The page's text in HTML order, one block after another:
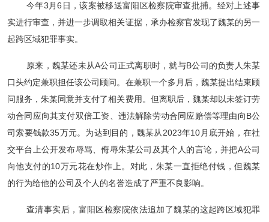
今年3月6日，该案被移送富阳区检察院审查批捕。经对上述事
实进行审查，并进一步调取相关证据，承办检察官发现了魏某的另一
起跨区域犯罪事实。
原来，魏某还未从A公司正式离职时，就与B公司的负责人朱某
口头约定兼职担任该公司顾问。在兼职一个多月后，魏某提出结束顾
问服务，朱某同意并支付了相关费用。但离职后，魏某却以未签订劳
动合同应向其支付双倍工资、违法解除劳动合同应赔偿等理由向B公
司索要钱款35万元。为达到目的，魏某从2023年10月底开始，在社
交平台上公开发布辱骂、侮辱朱某公司及其个人的言论，并把A公司
向他支付的10万元花在炒作上。对此，朱某一直拒绝付钱，但魏某
的行为给他的公司及个人的名誉造成了严重不良影响。
查清事实后，富阳区检察院依法追加了魏某的这起跨区域犯罪